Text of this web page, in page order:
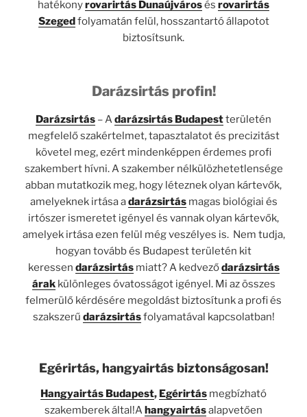
hatékonyrovarirtás Dunaújvárosés rovarirtás
Szegedfolyamatán felül, hosszantartó állapotot
biztosítsunk.
Darázsirtás profin!
Darázsirtás – Adarázsirtás Budapestterületén
megfelelő szakértelmet, tapasztalatot és precizitást
követel meg, ezért mindenképpen érdemes profi
szakembert hívni. A szakember nélkülözhetetlensége
abban mutatkozik meg, hogy léteznek olyan kártevők,
amelyeknek irtása adarázsirtásmagas biológiai és
irtószer ismeretet igényel és vannak olyan kártevők,
amelyek irtása ezen felül még veszélyes is. Nem tudja,
hogyan tovább és Budapest területén kit
keressen darázsirtásmiatt? A kedveződarázsirtás
árakkülönleges óvatosságot igényel. Mi az összes
felmerülő kérdésére megoldást biztosítunk a profi és
szakszerű darázsirtásfolyamatával kapcsolatban!
Egérirtás, hangyairtás biztonságosan!
Hangyairtás Budapest, Egérirtás megbízható
szakemberek által!Ahangyairtásalapvetően